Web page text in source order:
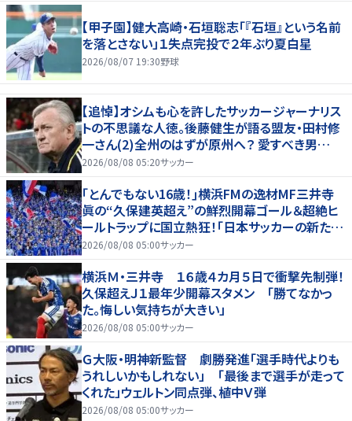
【甲子園】健大高崎・石垣聡志「『石垣』という名前
を落とさない」１失点完投で２年ぶり夏白星
2026/08/07 19:30野球
【追悼】オシムも心を許したサッカージャーナリス
トの不思議な人徳。後藤健生が語る盟友・田村修
一さん(2)全州のはずが原州へ？ 愛すべき男
の“大迷子”伝説
2026/08/08 05:20サッカー
｢とんでもない16歳！｣横浜FMの逸材MF三井寺
眞の“久保建英超え”の鮮烈開幕ゴール＆超絶ヒ
ールトラップに国立熱狂！｢日本サッカーの新たな
スターが誕生した｣
2026/08/08 05:00サッカー
横浜Ｍ・三井寺 １６歳４カ月５日で衝撃先制弾！
久保超えＪ１最年少開幕スタメン 「勝てなかっ
た。悔しい気持ちが大きい」
2026/08/08 05:00サッカー
Ｇ大阪・明神新監督 劇勝発進「選手時代よりも
うれしいかもしれない」 「最後まで選手が走って
くれた」ウェルトン同点弾、植中Ｖ弾
2026/08/08 05:00サッカー